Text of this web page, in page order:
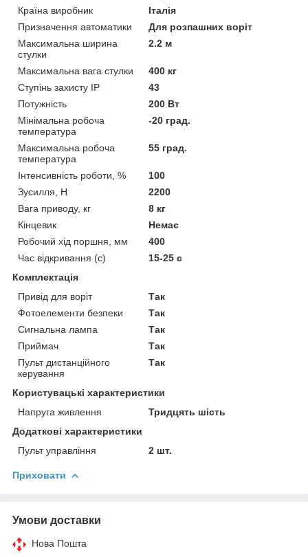
Країна виробник
Італія
Призначення автоматики
Для розпашних воріт
Максимальна ширина
стулки
2.2 м
Максимальна вага стулки
400 кг
Ступінь захисту IP
43
Потужність
200 Вт
Мінімальна робоча
температура
-20 град.
Максимальна робоча
температура
55 град.
Інтенсивність роботи, %
100
Зусилля, Н
2200
Вага приводу, кг
8 кг
Кінцевик
Немає
Робочий хід поршня, мм
400
Час відкривання (с)
15-25 с
Комплектація
Привід для воріт
Так
Фотоелементи безпеки
Так
Сигнальна лампа
Так
Приймач
Так
Пульт дистанційного
керування
Так
Користувацькі характеристики
Напруга живлення
Тридцять шість
Додаткові характеристики
Пульт управління
2 шт.
Приховати
Умови доставки
Нова Пошта